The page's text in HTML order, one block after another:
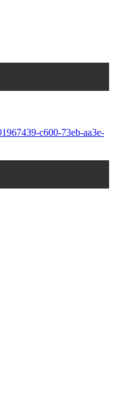
c600-73eb-aa3e-